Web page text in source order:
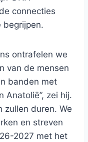
connecties
begrijpen.
ontrafelen we
van de mensen
banden met
Anatolië”, zei hij.
zullen duren. We
en streven
2027 met het